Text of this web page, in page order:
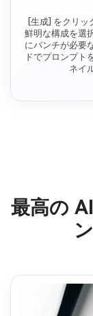
[生成] をクリッ
鮮明な構成を選
にパンチが必要
ドでプロンプト
ネイ
最高の